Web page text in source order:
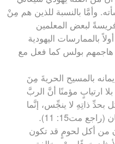
وأمَّا بالنسبة للذين هم مِنْ
لبعض المعلمين
بالممارسات اليهودية
هاجمهم بولس كما فعل مع
بالمسيح الحريةَ مِنَ
ارتيابٍ مؤمنًا أنَّ الربَّ
بحدِّ ذاتِهِ لا ينجِّس، إنَّما
مت15: 11).
من أكل لحومٍ قد تكون